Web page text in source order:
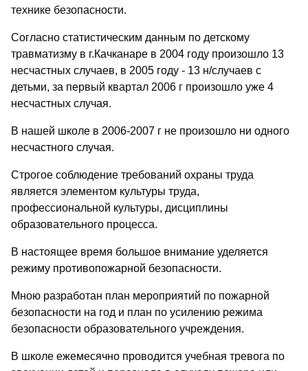
технике безопасности.
Согласно статистическим данным по детскому
травматизму в г.Качканаре в 2004 году произошло 13
несчастных случаев, в 2005 году - 13 н/случаев с
детьми, за первый квартал 2006 г произошло уже 4
несчастных случая.
В нашей школе в 2006-2007 г не произошло ни одного
несчастного случая.
Строгое соблюдение требований охраны труда
является элементом культуры труда,
профессиональной культуры, дисциплины
образовательного процесса.
В настоящее время большое внимание уделяется
режиму противопожарной безопасности.
Мною разработан план мероприятий по пожарной
безопасности на год и план по усилению режима
безопасности образовательного учреждения.
В школе ежемесячно проводится учебная тревога по